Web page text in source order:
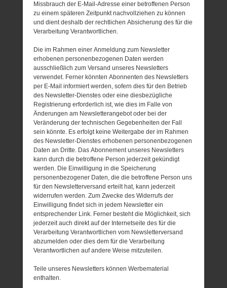
Missbrauch der E-Mail-Adresse einer betroffenen Person
zu einem späteren Zeitpunkt nachvollziehen zu können
und dient deshalb der rechtlichen Absicherung des für die
Verarbeitung Verantwortlichen.
Die im Rahmen einer Anmeldung zum Newsletter
erhobenen personenbezogenen Daten werden
ausschließlich zum Versand unseres Newsletters
verwendet. Ferner könnten Abonnenten des Newsletters
per E-Mail informiert werden, sofern dies für den Betrieb
des Newsletter-Dienstes oder eine diesbezügliche
Registrierung erforderlich ist, wie dies im Falle von
Änderungen am Newsletterangebot oder bei der
Veränderung der technischen Gegebenheiten der Fall
sein könnte. Es erfolgt keine Weitergabe der im Rahmen
des Newsletter-Dienstes erhobenen personenbezogenen
Daten an Dritte. Das Abonnement unseres Newsletters
kann durch die betroffene Person jederzeit gekündigt
werden. Die Einwilligung in die Speicherung
personenbezogener Daten, die die betroffene Person uns
für den Newsletterversand erteilt hat, kann jederzeit
widerrufen werden. Zum Zwecke des Widerrufs der
Einwilligung findet sich in jedem Newsletter ein
entsprechender Link. Ferner besteht die Möglichkeit, sich
jederzeit auch direkt auf der Internetseite des für die
Verarbeitung Verantwortlichen vom Newsletterversand
abzumelden oder dies dem für die Verarbeitung
Verantwortlichen auf andere Weise mitzuteilen.
Teile unseres Newsletters können Werbematerial
enthalten.